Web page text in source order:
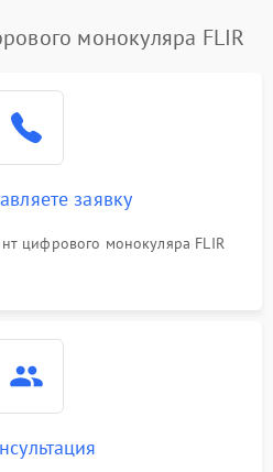
монокуляра FLIR
заявку
цифрового монокуляра FLIR